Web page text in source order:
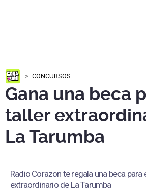
CONCURSOS
Gana una beca
taller
La Tarumba
Radio Corazon te regala una beca para
extraordinario de La Tarumba